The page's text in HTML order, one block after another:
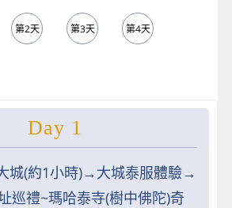
第2天 第3天 第4天
Day 1
城(約1小時)→大城泰服體驗→
巡禮~瑪哈泰寺(樹中佛陀)奇